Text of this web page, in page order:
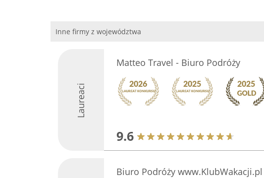
Inne firmy z województwa
Laureaci
Matteo Travel - Biuro Podróży
9.6
Biuro Podróży www.KlubWakacji.pl